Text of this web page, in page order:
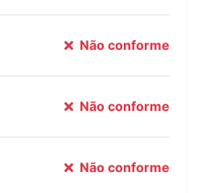
Não conforme
Não conforme
Não conforme